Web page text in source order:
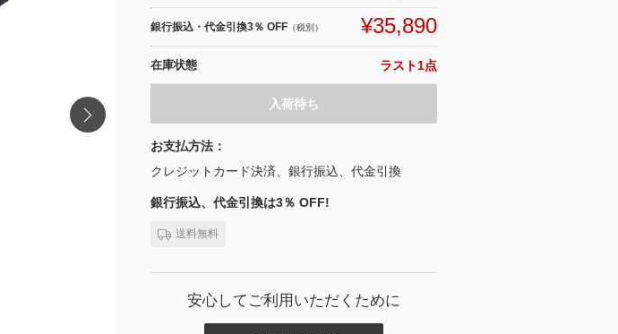
銀行振込・代金引換3％ OFF （税別） ¥35,890
在庫状態 ラスト1点
入荷待ち
お支払方法：
クレジットカード決済、銀行振込、代金引換
銀行振込、代金引換は3％ OFF!
送料無料
安心してご利用いただくために